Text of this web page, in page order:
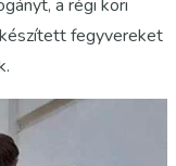
a régi kori
fegyvereket